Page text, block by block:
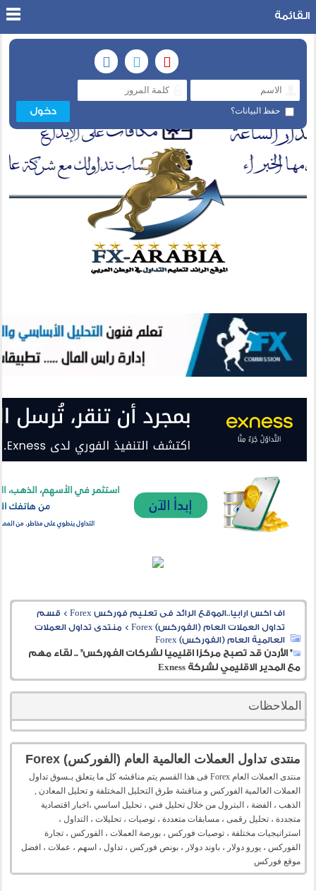
حفظ البيانات؟
القائمة
اف اكس ارابيا..الموقع الرائد فى تعليم فوركس Forex > قسم
تداول العملات العام (الفوركس) Forex
> منتدى تداول العملات
العالمية العام (الفوركس) Forex
" الأردن قد تصبح مركزا اقليميا لشركات الفوركس" .. لقاء مهم
مع المدير الاقليمي لشركة Exness
الملاحظات
منتدى تداول العملات العالمية العام (الفوركس) Forex
منتدى العملات العام Forex فى هذا القسم يتم مناقشه كل ما يتعلق بـسوق تداول
العملات العالمية الفوركس و مناقشة طرق التحليل المختلفة و تحليل المعادن ,
الذهب ، الفضة ، البترول من خلال تحليل فني ، تحليل اساسي ،اخبار اقتصادية
متجددة ، تحليل رقمى ، مسابقات متعددة ، توصيات ، تحليلات ، التداول ،
استراتيجيات مختلفة ، توصيات فوركس ، بورصة العملات ، الفوركس ، تجارة
الفوركس ، يورو دولار ، باوند دولار ، بونص فوركس ، تداول ، اسهم ، عملات ، افضل
موقع فوركس